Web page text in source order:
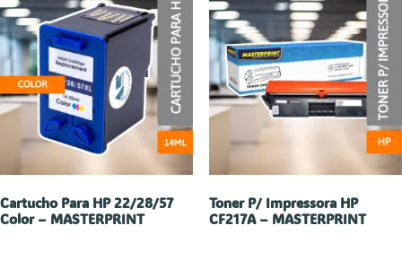
Cartucho Para HP 22/28/57
Color – MASTERPRINT
Toner P/ Impressora HP
CF217A – MASTERPRINT